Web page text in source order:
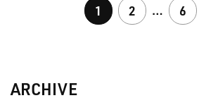
1 2 … 6
ARCHIVE